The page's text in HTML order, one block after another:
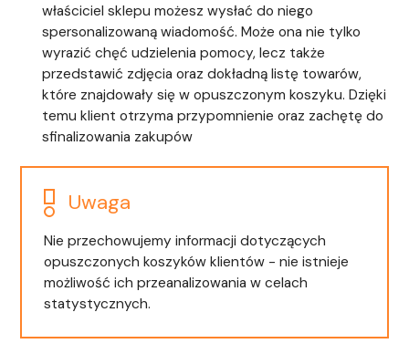
właściciel sklepu możesz wysłać do niego
spersonalizowaną wiadomość. Może ona nie tylko
wyrazić chęć udzielenia pomocy, lecz także
przedstawić zdjęcia oraz dokładną listę towarów,
które znajdowały się w opuszczonym koszyku. Dzięki
temu klient otrzyma przypomnienie oraz zachętę do
sfinalizowania zakupów
Uwaga
Nie przechowujemy informacji dotyczących
opuszczonych koszyków klientów - nie istnieje
możliwość ich przeanalizowania w celach
statystycznych.